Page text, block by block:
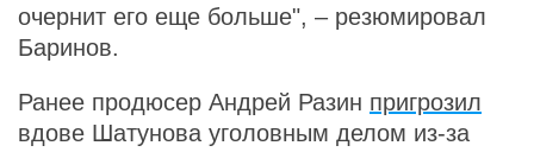
очернит его еще больше", – резюмировал
Баринов.
Ранее продюсер Андрей Разин пригрозил
вдове Шатунова уголовным делом из-за